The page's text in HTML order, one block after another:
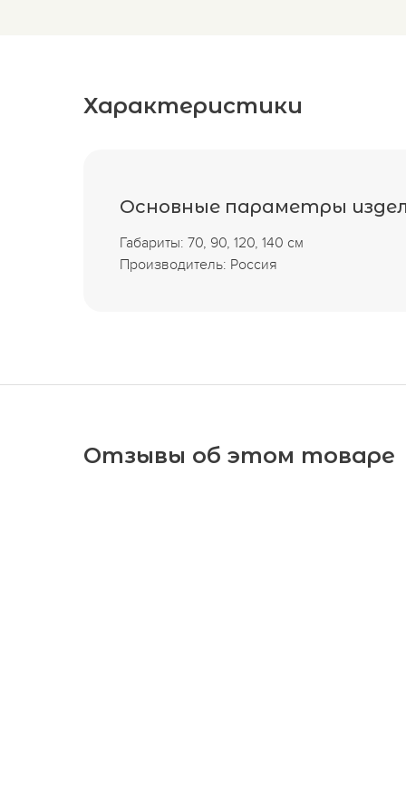
Характеристики
Основные параметры
Габариты: 70, 90, 120, 140 см
Производитель: Россия
Отзывы об этом товаре